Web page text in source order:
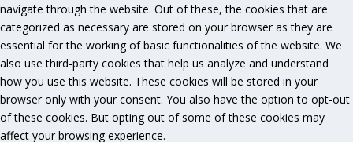
navigate through the website. Out of these, the cookies that are
categorized as necessary are stored on your browser as they are
essential for the working of basic functionalities of the website. We
also use third-party cookies that help us analyze and understand
how you use this website. These cookies will be stored in your
browser only with your consent. You also have the option to opt-out
of these cookies. But opting out of some of these cookies may
affect your browsing experience.